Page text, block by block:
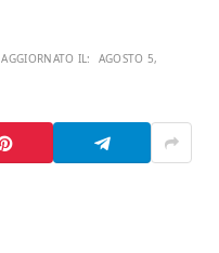
AGGIORNATO IL: AGOSTO 5,